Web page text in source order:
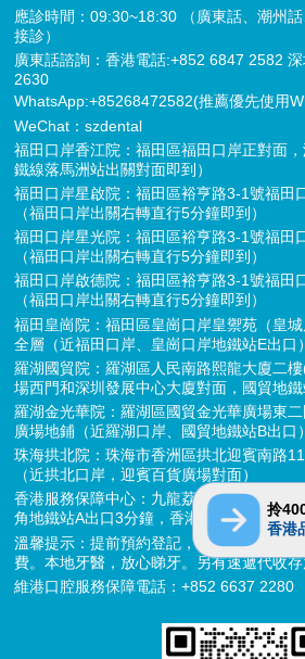
應診時間：09:30~18:30 （廣東話、潮州
接診）
廣東話諮詢：香港電話:+852 6847 2582
2630
WhatsApp:+85268472582(推薦優先使用
WeChat：szdental
福田口岸香江院：福田區福田口岸正對面
鐵線落馬洲站出關對面即到）
福田口岸星啟院：福田區裕亨路3-1號福田
（福田口岸出關右轉直行5分鐘即到）
福田口岸星光院：福田區裕亨路3-1號福田
（福田口岸出關右轉直行5分鐘即到）
福田口岸啟德院：福田區裕亨路3-1號福田
（福田口岸出關右轉直行5分鐘即到）
福田皇崗院：福田區皇崗口岸皇禦苑（皇
全層（近福田口岸、皇崗口岸地鐵站E出口）
羅湖國貿院：羅湖區人民南路熙龍大廈二
場西門和深圳發展中心大廈對面，國貿地鐵
羅湖金光華院：羅湖區國貿金光華廣場東
廣場地鋪（近羅湖口岸、國貿地鐵站B出口）
珠海拱北院：珠海市香洲區拱北迎賓南路
（近拱北口岸，迎賓百貨廣場對面）
香港服務保障中心：九龍荔枝角長裕街11
角地鐵站A出口3分鐘，香港辦公室暫不應
溫馨提示：提前預約登記，X-ray、CT院內
費。本地牙醫，放心睇牙。另有速遞代收
維港口腔服務保障電話：+852 6637 2280
拎
香港